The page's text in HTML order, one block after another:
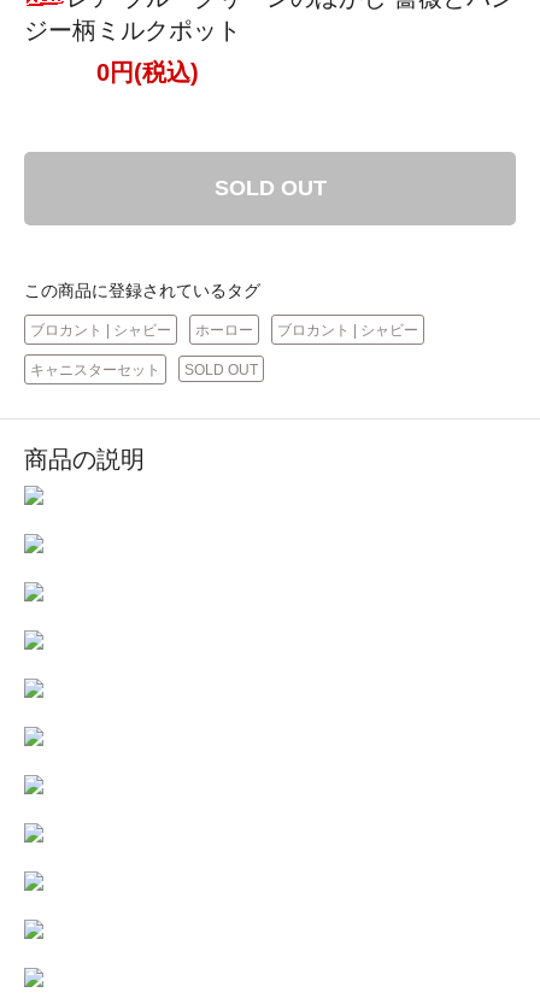
ジー柄ミルクポット
0円(税込)
SOLD OUT
この商品に登録されているタグ
ブロカント | シャビー ホーロー ブロカント | シャビー
キャニスターセット SOLD OUT
商品の説明